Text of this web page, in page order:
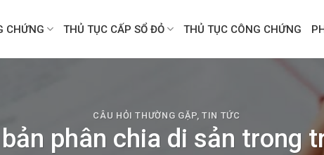
CHỨNG THỦ TỤC CẤP SỔ ĐỎ THỦ TỤC CÔNG CHỨNG
CÂU HỎI THƯỜNG GẶP,TIN TỨC
phân chia di sản trong